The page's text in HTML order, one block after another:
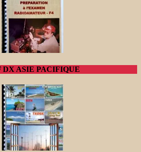
ASIE PACIFIQUE